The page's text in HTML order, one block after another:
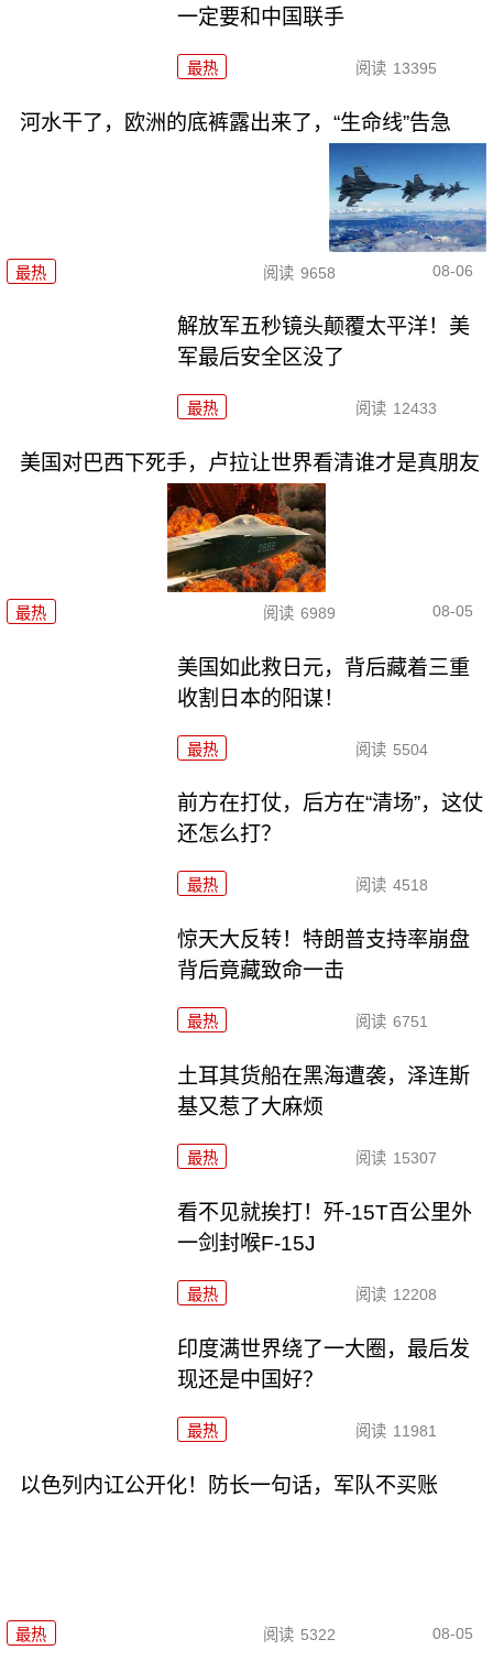
一定要和中国联手
最热 阅读 13395
河水干了，欧洲的底裤露出来了，“生命线”告急
最热 阅读 9658 08-06
解放军五秒镜头颠覆太平洋！美
军最后安全区没了
最热 阅读 12433
美国对巴西下死手，卢拉让世界看清谁才是真朋友
最热 阅读 6989 08-05
美国如此救日元，背后藏着三重
收割日本的阳谋！
最热 阅读 5504
前方在打仗，后方在“清场”，这仗
还怎么打？
最热 阅读 4518
惊天大反转！特朗普支持率崩盘
背后竟藏致命一击
最热 阅读 6751
土耳其货船在黑海遭袭，泽连斯
基又惹了大麻烦
最热 阅读 15307
看不见就挨打！歼-15T百公里外
一剑封喉F-15J
最热 阅读 12208
印度满世界绕了一大圈，最后发
现还是中国好？
最热 阅读 11981
以色列内讧公开化！防长一句话，军队不买账
最热 阅读 5322 08-05